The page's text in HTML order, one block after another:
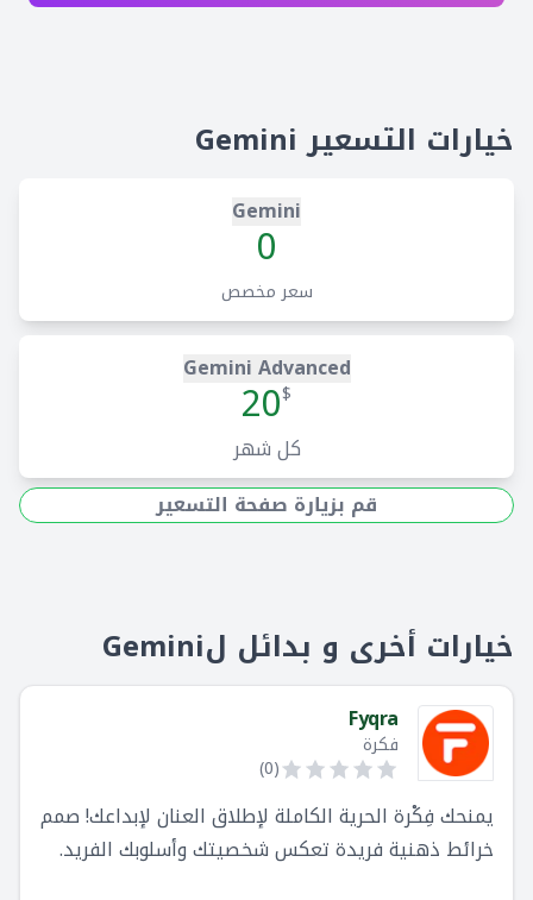
خيارات التسعير Gemini
Gemini
0
سعر مخصص
Gemini Advanced
$
20
كل شهر
قم بزيارة صفحة التسعير
خيارات أخرى و بدائل لGemini
Fyqra
فكرة
(
0
)
يمنحك فِكْرة الحرية الكاملة لإطلاق العنان لإبداعك! صمم
خرائط ذهنية فريدة تعكس شخصيتك وأسلوبك الفريد.